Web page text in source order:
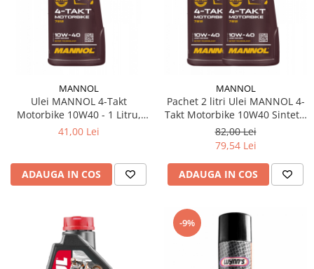
MANNOL
Ulei MANNOL 4-Takt
Motorbike 10W40 - 1 Litru,
Sintetic cu Ester (Moto Sport &
41,00 Lei
ADAUGA IN COS
MANNOL
Pachet 2 litri Ulei MANNOL 4-
Takt Motorbike 10W40 Sintetic
cu Ester (Moto Sport & Off-
Road)
82,00 Lei
79,54 Lei
ADAUGA IN COS
-9%